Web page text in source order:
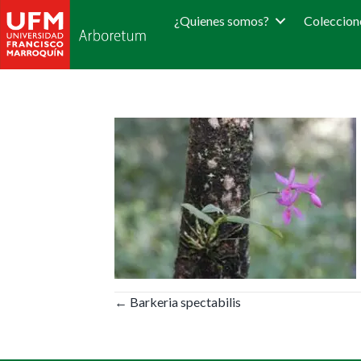
¿Quienes somos?
Posts
← Barkeria spectabilis